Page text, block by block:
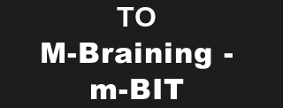
ΤΟ
M-Braining -
m-BIT